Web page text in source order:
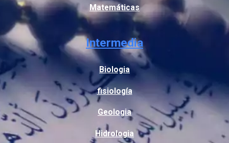
Matemáticas
Intermedia
Biologia
fisiología
Geologia
Hidrologia